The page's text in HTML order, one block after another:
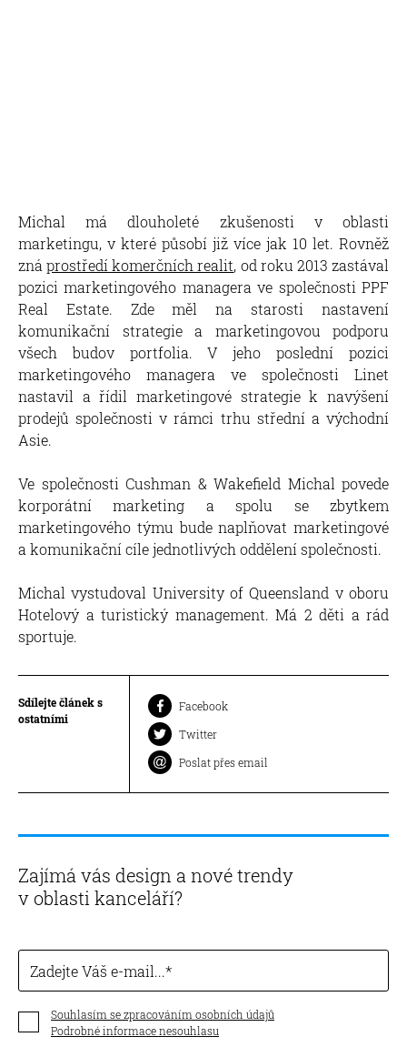
Michal má dlouholeté zkušenosti v oblasti
marketingu, v které působí již více jak 10 let. Rovněž
znáprostředí komerčních realit, od roku 2013 zastával
pozici marketingového managera ve společnosti PPF
Real Estate. Zde měl na starosti nastavení
komunikační strategie a marketingovou podporu
všech budov portfolia. V jeho poslední pozici
marketingového managera ve společnosti Linet
nastavil a řídil marketingové strategie k navýšení
prodejů společnosti v rámci trhu střední a východní
Asie.
Ve společnosti Cushman & Wakefield Michal povede
korporátní marketing a spolu se zbytkem
marketingového týmu bude naplňovat marketingové
a komunikační cíle jednotlivých oddělení společnosti.
Michal vystudoval University of Queensland v oboru
Hotelový a turistický management. Má 2 děti a rád
sportuje.
Sdílejte článek s
ostatními
Facebook
Twitter
Poslat přes email
Zajímá vás design a nové trendy
v oblasti kanceláří?
Zadejte Váš e-mail...
Souhlasím se zpracováním osobních údajů
Podrobné informace nesouhlasu